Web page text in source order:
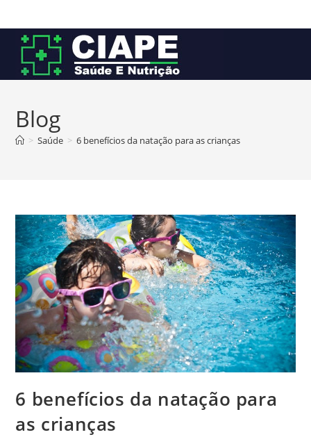
para
conteúdo
Blog
> Saúde > 6 benefícios da natação para as crianças
6 benefícios da natação para
as crianças